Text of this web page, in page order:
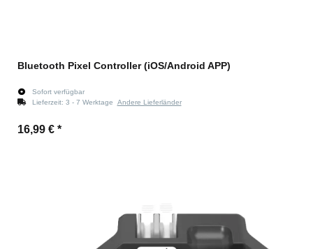
Bluetooth Pixel Controller (iOS/Android APP)
Sofort verfügbar
Lieferzeit: 3 - 7 Werktage Andere Lieferländer
16,99 € *